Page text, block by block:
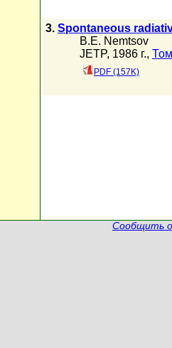
3. Spontaneous
B.E. Nemtsov
JETP, 1986 г.,
PDF (157K)
Сообщить о